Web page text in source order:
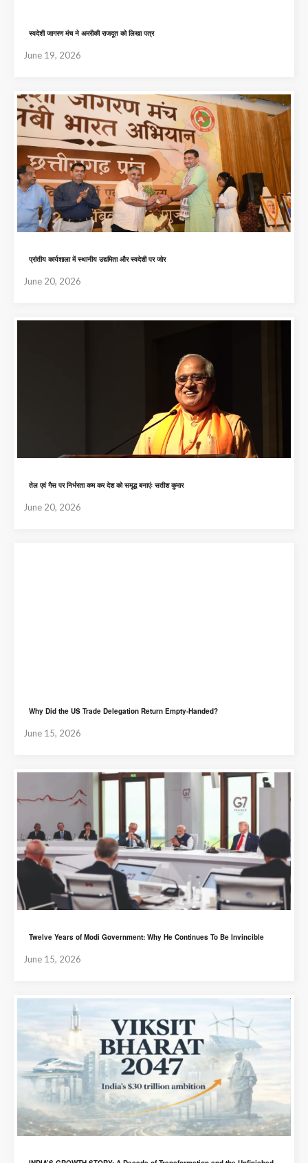
स्वदेशी जागरण मंच ने अमरीकी राजदूत को लिखा पत्र
June 19, 2026
प्रांतीय कार्यशाला में स्थानीय उद्यमिता और स्वदेशी पर जोर
June 20, 2026
तेल एवं गैस पर निर्भरता कम कर देश को समृद्ध बनाएंः सतीश कुमार
June 20, 2026
Why Did the US Trade Delegation Return Empty-Handed?
June 15, 2026
Twelve Years of Modi Government: Why He Continues To Be Invincible
June 15, 2026